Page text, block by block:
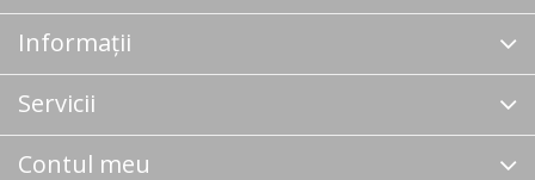
Informații
Servicii
Contul meu